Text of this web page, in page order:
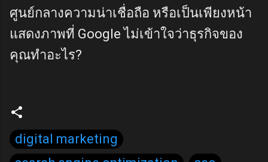
ศูนย์กลางความน่าเชื่อถือ หรือเป็นเพียงหน้า
แสดงภาพที่ Google ไม่เข้าใจว่าธุรกิจของ
คุณทำอะไร?
digital marketing